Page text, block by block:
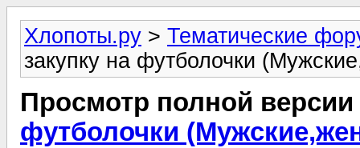
Хлопоты.ру > Тематические
закупку на футболочки
Просмотр полной
футболочки